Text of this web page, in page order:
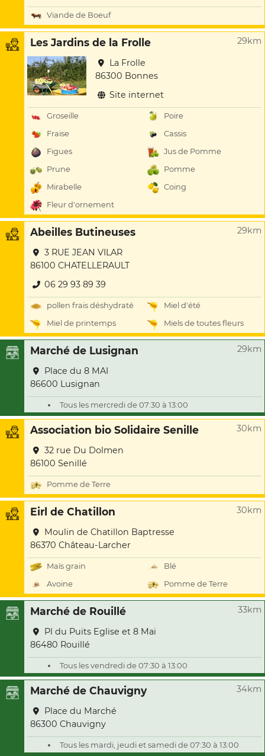
Viande de Boeuf
Les Jardins de la Frolle 29km
La Frolle
86300 Bonnes
Site internet
Groseille
Poire
Fraise
Cassis
Figues
Jus de Pomme
Prune
Pomme
Mirabelle
Coing
Fleur d'ornement
Abeilles Butineuses 29km
3 RUE JEAN VILAR
86100 CHATELLERAULT
06 29 93 89 39
pollen frais déshydraté
Miel d'été
Miel de printemps
Miels de toutes fleurs
Marché de Lusignan 29km
Place du 8 MAI
86600 Lusignan
Tous les mercredi de 07:30 à 13:00
Association bio Solidaire Senille 30km
32 rue Du Dolmen
86100 Senillé
Pomme de Terre
Eirl de Chatillon 30km
Moulin de Chatillon Baptresse
86370 Château-Larcher
Maïs grain
Blé
Avoine
Pomme de Terre
Marché de Rouillé 33km
Pl du Puits Eglise et 8 Mai
86480 Rouillé
Tous les vendredi de 07:30 à 13:00
Marché de Chauvigny 34km
Place du Marché
86300 Chauvigny
Tous les mardi, jeudi et samedi de 07:30 à 13:00